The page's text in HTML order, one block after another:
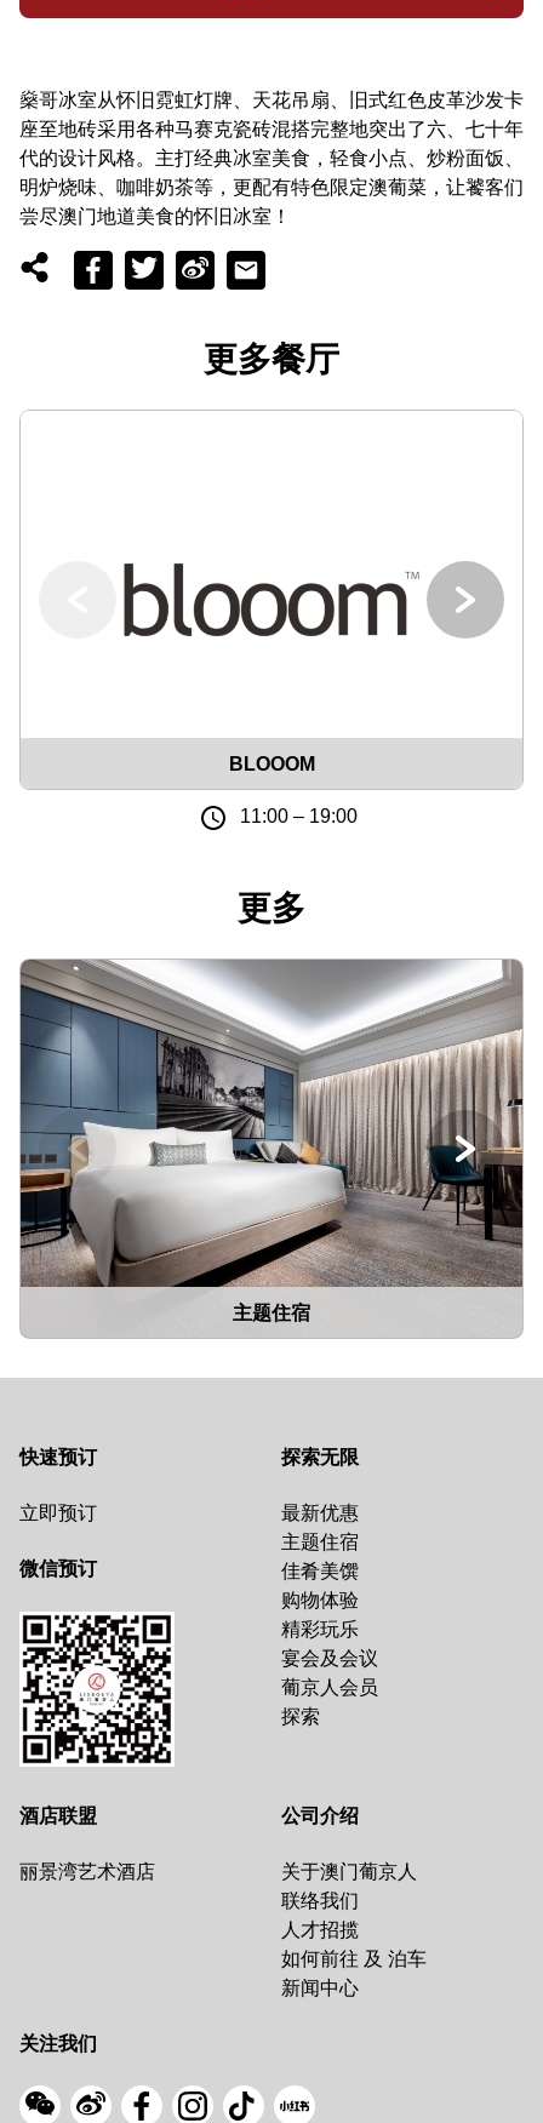
燊哥冰室从怀旧霓虹灯牌、天花吊扇、旧式红色皮革沙发卡
座至地砖采用各种马赛克瓷砖混搭完整地突出了六、七十年
代的设计风格。主打经典冰室美食，轻食小点、炒粉面饭、
明炉烧味、咖啡奶茶等，更配有特色限定澳葡菜，让饕客们
尝尽澳门地道美食的怀旧冰室！
更多餐厅
BLOOOM
11:00 – 19:00
更多
主题住宿
快速预订
立即预订
微信预订
探索无限
最新优惠
主题住宿
佳肴美馔
购物体验
精彩玩乐
宴会及会议
葡京人会员
探索
酒店联盟
丽景湾艺术酒店
公司介绍
关于澳门葡京人
联络我们
人才招揽
如何前往 及 泊车
新闻中心
关注我们